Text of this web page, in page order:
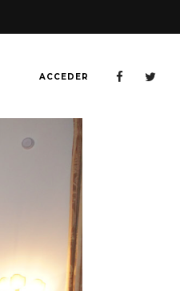
ACCEDER